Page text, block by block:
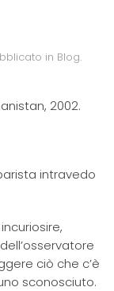
in Blog.
2002.
intravedo
ciò che c’è
sconosciuto.